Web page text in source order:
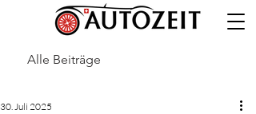
Alle Beiträge
30. Juli 2025